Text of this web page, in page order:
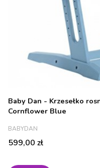
Baby Dan - Krzesełko
Cornflower Blue
PRODUCENT
BABYDAN
Cena
599,00 zł